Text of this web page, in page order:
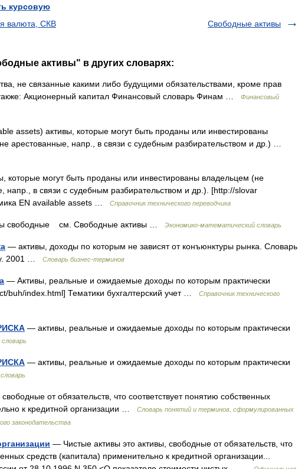
курсовую
валюта, СКВ
Свободные активы
активы" в других словарях:
не связанные какими либо будущими обязательствами, кроме прав
Акционерный капитал Финансовый словарь Финам …
Финансовый
assets) активы, которые могут быть проданы или инвестированы
арестованные, напр., в связи с судебным разбирательством и др.) …
которые могут быть проданы или инвестированы владельцем (не
напр., в связи с судебным разбирательством и др.). [http://slovar
EN available assets …
Справочник технического переводчика
свободные см. Свободные активы … Экономико-математический словарь
— активы, доходы по которым не зависят от конъюнктуры рынка. Словарь
2001 …
Словарь бизнес-терминов
— Активы, реальные и ожидаемые доходы по которым практически
buh/index.html] Тематики бухгалтерский учет …
Справочник технического
— активы, реальные и ожидаемые доходы по которым практически
— активы, реальные и ожидаемые доходы по которым практически
от обязательств, что соответствует понятию собственных
к кредитной организации …
Словарь понятий и терминов, сформулированных
законодательства
— Чистые активы это активы, свободные от обязательств, что
средств (капитала) применительно к кредитной организации...